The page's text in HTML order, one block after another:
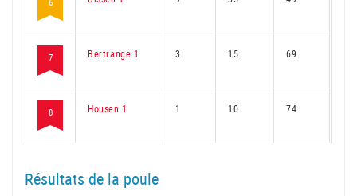
6
7 Bertrange 1 3 15 69
8 Housen 1 1 10 74
Résultats de la poule